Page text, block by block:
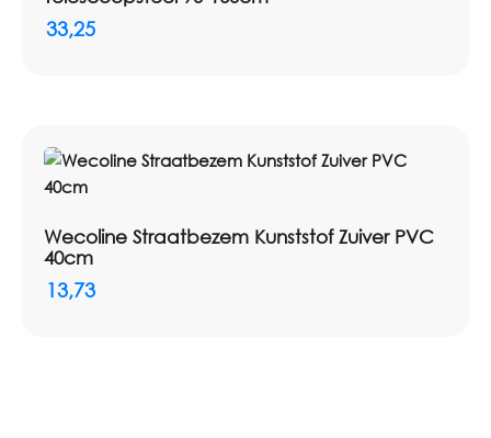
33,25
Wecoline Straatbezem Kunststof Zuiver PVC
40cm
13,73